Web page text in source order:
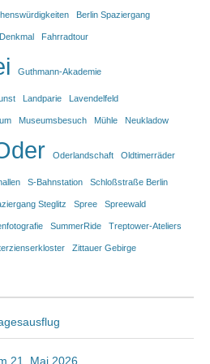
Berlin Spaziergang
Denkmal Fahrradtour
Guthmann-Akademie
Landparie Lavendelfeld
Museumsbesuch Mühle Neukladow
Oderlandschaft Oldtimerräder
S-Bahnstation Schloßstraße Berlin
Steglitz Spree Spreewald
SummerRide Treptower-Ateliers
Zittauer Gebirge
21. Mai 2026